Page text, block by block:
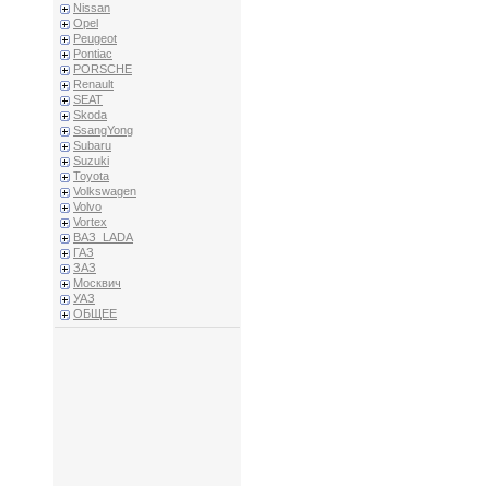
Nissan
Opel
Peugeot
Pontiac
PORSCHE
Renault
SEAT
Skoda
SsangYong
Subaru
Suzuki
Toyota
Volkswagen
Volvo
Vortex
ВАЗ_LADA
ГАЗ
ЗАЗ
Москвич
УАЗ
ОБЩЕЕ